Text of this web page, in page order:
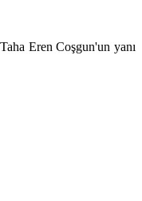
Eren Coşgun'un yanı